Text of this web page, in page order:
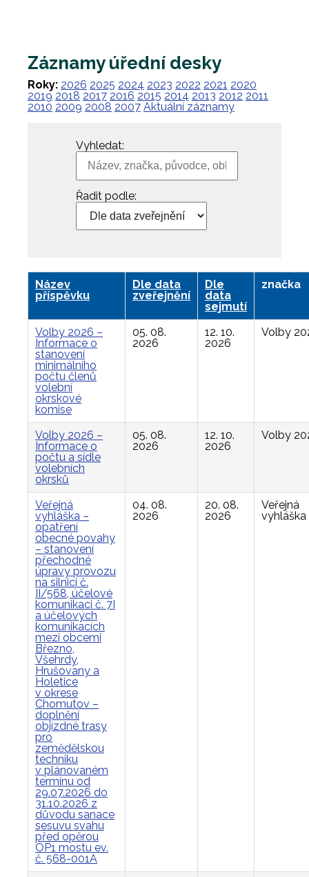
Záznamy úřední desky
Roky: 2026 2025 2024 2023 2022 2021 2020
2019 2018 2017 2016 2015 2014 2013 2012 2011
2010 2009 2008 2007 Aktuální záznamy
Vyhledat:
Řadit podle:
Název
příspěvku
Dle data
zveřejnění
Dle
data
sejmutí
značka
Volby 2026 –
Informace o
stanovení
minimálního
počtu členů
volební
okrskové
komise
05. 08.
2026
12. 10.
2026
Volby
Volby 2026 –
Informace o
počtu a sídle
volebních
okrsků
05. 08.
2026
12. 10.
2026
Volby
Veřejná
vyhláška –
opatření
obecné povahy
– stanovení
přechodné
úpravy provozu
na silnici č.
II/568, účelové
komunikaci č. 7I
a účelových
komunikacích
mezi obcemi
Březno,
Všehrdy,
Hrušovany a
Holetice
v okrese
Chomutov –
doplnění
objízdné trasy
pro
zemědělskou
techniku
v plánovaném
termínu od
29.07.2026 do
31.10.2026 z
důvodu sanace
sesuvu svahu
před opěrou
OP1 mostu ev.
č. 568-001A
04. 08.
2026
20. 08.
2026
Veřejná
vyhláška